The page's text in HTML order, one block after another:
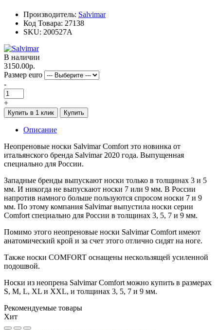
Производитель: Salvimar
Код Товара: 27138
SKU: 200527A
В наличии
3150.00р.
Размер euro
-
+
Купить в 1 клик Купить
Описание
Неопреновые носки Salvimar Comfort это новинка от
итальянского бренда Salvimar 2020 года. Выпущенная
специально для России.
Западные бренды выпускают носки только в толщинах 3 и 5
мм. И никогда не выпускают носки 7 или 9 мм. В России
напротив намного больше пользуются спросом носки 7 и 9
мм. По этому компания Salvimar выпустила носки серии
Comfort специально для России в толщинах 3, 5, 7 и 9 мм.
Помимо этого неопреновые носки Salvimar Comfort имеют
анатомический крой и за счет этого отлично сидят на ноге.
Также носки COMFORT оснащены нескользящей усиленной
подошвой.
Носки из неопрена Salvimar Comfort можно купить в размерах
S, M, L, XL и XXL, и толщинах 3, 5, 7 и 9 мм.
Рекомендуемые товары
Хит